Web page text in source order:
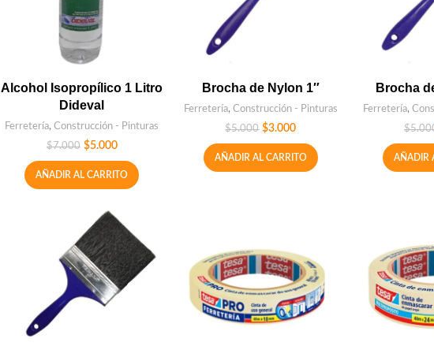
Alcohol Isopropílico 1 Litro
Dideval
Ferretería,Construcción - Pinturas
$7.000 $5.000
AÑADIR AL CARRITO
Brocha de Nylon 1″
Ferretería, Construcción - Pinturas
$5.000 $3.000
AÑADIR AL CARRITO
Brocha
Ferretería,
$
AÑADIR